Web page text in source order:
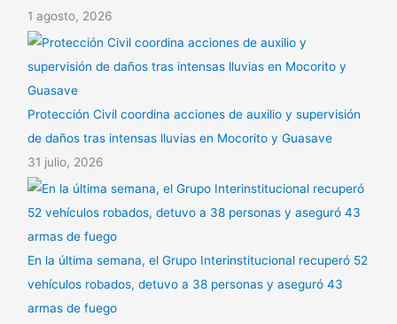
1 agosto, 2026
Protección Civil coordina acciones de auxilio y supervisión
de daños tras intensas lluvias en Mocorito y Guasave
31 julio, 2026
En la última semana, el Grupo Interinstitucional recuperó 52
vehículos robados, detuvo a 38 personas y aseguró 43
armas de fuego